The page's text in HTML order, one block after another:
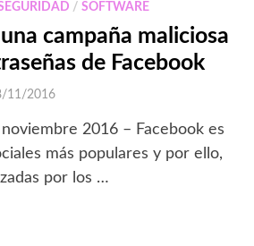
/ SOFTWARE
campaña maliciosa
de Facebook
11/2016
2016 – Facebook es
más populares y por ello,
por los …